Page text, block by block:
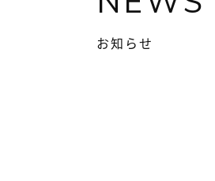
お知らせ